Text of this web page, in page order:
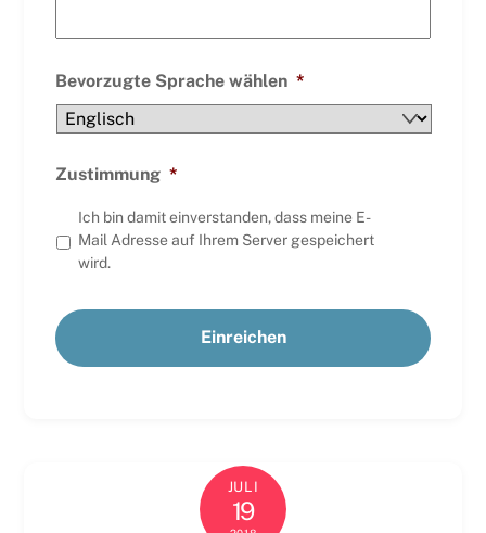
Bevorzugte Sprache wählen *
Zustimmung *
Ich bin damit einverstanden, dass meine E-
Mail Adresse auf Ihrem Server gespeichert
wird.
JULI
19